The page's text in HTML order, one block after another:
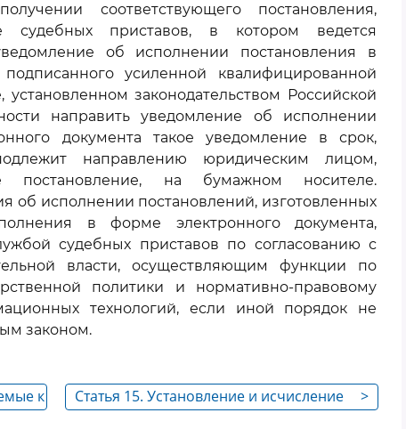
соответствующего постановления,
судебных приставов, в котором ведется
об исполнении постановления в
усиленной квалифицированной
законодательством Российской
направить уведомление об исполнении
документа такое уведомление в срок,
направлению юридическим лицом,
постановление, на бумажном носителе.
об исполнении постановлений, изготовленных
в форме электронного документа,
судебных приставов по согласованию с
власти, осуществляющим функции по
политики и нормативно-правовому
технологий, если иной порядок не
законом.
к
>
Статья 15. Установление и исчисление